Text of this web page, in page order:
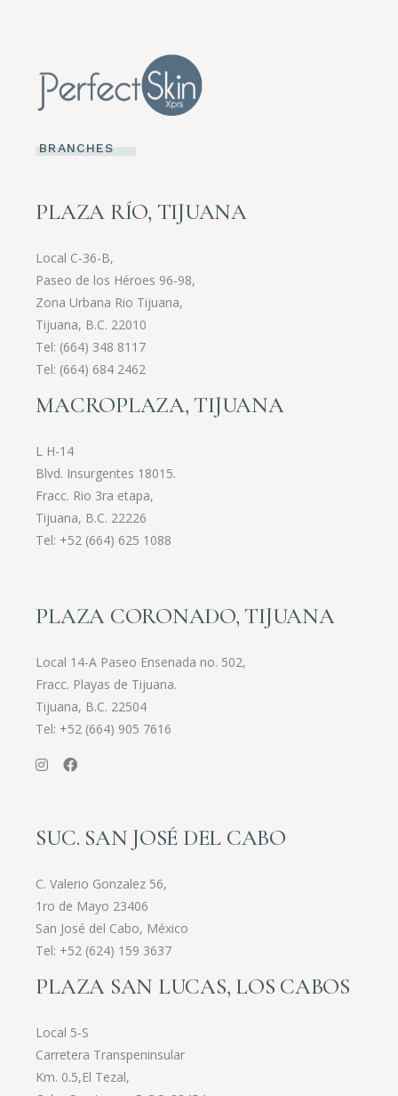
BRANCHES
PLAZA RÍO, TIJUANA
Local C-36-B,
Paseo de los Héroes 96-98,
Zona Urbana Rio Tijuana,
Tijuana, B.C. 22010
Tel: (664) 348 8117
Tel: (664) 684 2462
MACROPLAZA, TIJUANA
L H-14
Blvd. Insurgentes 18015.
Fracc. Rio 3ra etapa,
Tijuana, B.C. 22226
Tel: +52 (664) 625 1088
PLAZA CORONADO, TIJUANA
Local 14-A Paseo Ensenada no. 502,
Fracc. Playas de Tijuana.
Tijuana, B.C. 22504
Tel: +52 (664) 905 7616
SUC. SAN JOSÉ DEL CABO
C. Valerio Gonzalez 56,
1ro de Mayo 23406
San José del Cabo, México
Tel: +52 (624) 159 3637
PLAZA SAN LUCAS, LOS CABOS
Local 5-S
Carretera Transpeninsular
Km. 0.5,El Tezal,